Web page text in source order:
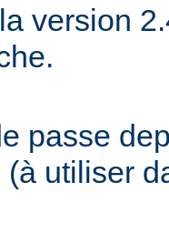
version
passe
utiliser